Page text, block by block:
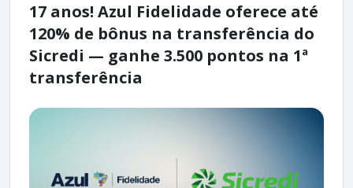
17 anos! Azul Fidelidade oferece até
120% de bônus na transferência do
Sicredi — ganhe 3.500 pontos na 1ª
transferência